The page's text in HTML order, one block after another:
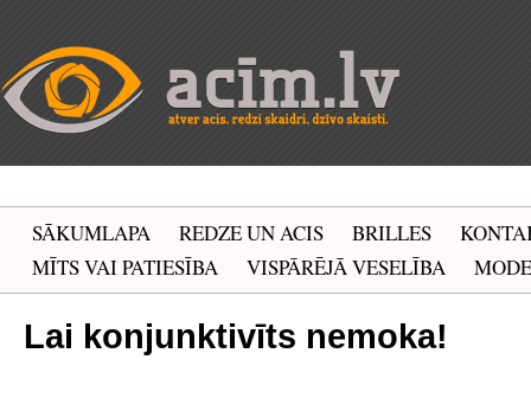
SĀKUMLAPA REDZE UN ACIS BRILLES
MĪTS VAI PATIESĪBA
VISPĀRĒJĀ VESELĪBA MODE
Lai konjunktivīts nemoka!